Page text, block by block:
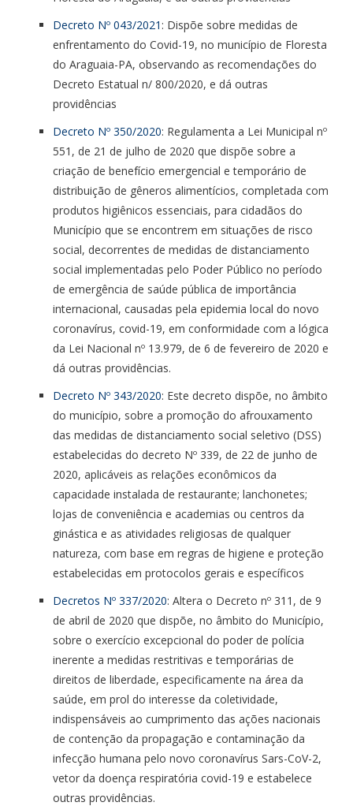
Decreto Nº 043/2021 : Dispõe sobre medidas de
enfrentamento do Covid-19, no município de Floresta
do Araguaia-PA, observando as recomendações do
Decreto Estatual n/ 800/2020, e dá outras
providências
Decreto Nº 350/2020: Regulamenta a Lei Municipal nº
551, de 21 de julho de 2020 que dispõe sobre a
criação de benefício emergencial e temporário de
distribuição de gêneros alimentícios, completada com
produtos higiênicos essenciais, para cidadãos do
Município que se encontrem em situações de risco
social, decorrentes de medidas de distanciamento
social implementadas pelo Poder Público no período
de emergência de saúde pública de importância
internacional, causadas pela epidemia local do novo
coronavírus, covid-19, em conformidade com a lógica
da Lei Nacional nº 13.979, de 6 de fevereiro de 2020 e
dá outras providências.
Decreto Nº 343/2020: Este decreto dispõe, no âmbito
do município, sobre a promoção do afrouxamento
das medidas de distanciamento social seletivo (DSS)
estabelecidas do decreto Nº 339, de 22 de junho de
2020, aplicáveis as relações econômicos da
capacidade instalada de restaurante; lanchonetes;
lojas de conveniência e academias ou centros da
ginástica e as atividades religiosas de qualquer
natureza, com base em regras de higiene e proteção
estabelecidas em protocolos gerais e específicos
Decretos Nº 337/2020: Altera o Decreto nº 311, de 9
de abril de 2020 que dispõe, no âmbito do Município,
sobre o exercício excepcional do poder de polícia
inerente a medidas restritivas e temporárias de
direitos de liberdade, especificamente na área da
saúde, em prol do interesse da coletividade,
indispensáveis ao cumprimento das ações nacionais
de contenção da propagação e contaminação da
infecção humana pelo novo coronavírus Sars-CoV-2,
vetor da doença respiratória covid-19 e estabelece
outras providências.